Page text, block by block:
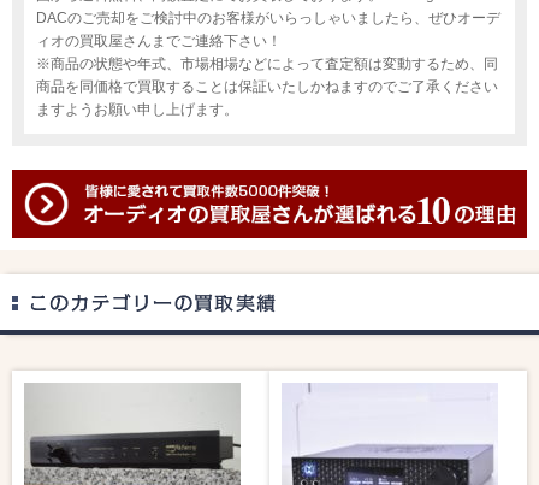
DACのご売却をご検討中のお客様がいらっしゃいましたら、ぜひオーデ
ィオの買取屋さんまでご連絡下さい！
※商品の状態や年式、市場相場などによって査定額は変動するため、同
商品を同価格で買取することは保証いたしかねますのでご了承ください
ますようお願い申し上げます。